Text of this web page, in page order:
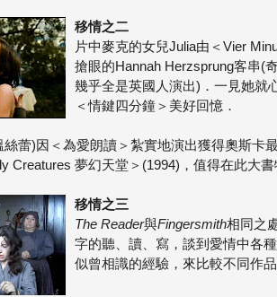
移情之二
片中麥克的女兒Julia由＜Vier
搶眼的Hannah Herzsprung客串(
幾乎全是英國人演出)．一見她就
＜情鍵四分鐘＞美好回憶．
絲蕾)因＜為愛朗讀＞紮實地演出獲得奧斯卡
Creatures 夢幻天堂＞(1994)，值得在此大書
移情之三
The Reader與Fingersmith相同之
字的聽、讀、寫，談到愛情中各
似曾相識的經驗，來比較不同作